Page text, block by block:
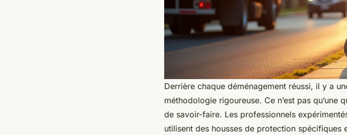
Derrière chaque déménagement réussi, il y a
méthodologie rigoureuse. Ce n’est pas qu’une
de savoir-faire. Les professionnels
utilisent des housses de protection